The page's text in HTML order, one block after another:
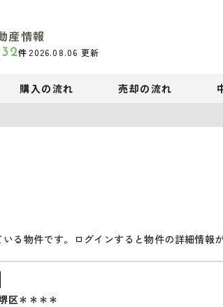
産情報
32件 2026.08.06 更新
購入の流れ 売却の流れ
る物件です。ログインすると物件の詳細情報
区＊＊＊＊